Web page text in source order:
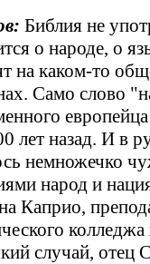
Библия не
о народе, о
на каком-то
Само слово
лет назад. И в
немножечко
народ и
Каприо,
случай, отец